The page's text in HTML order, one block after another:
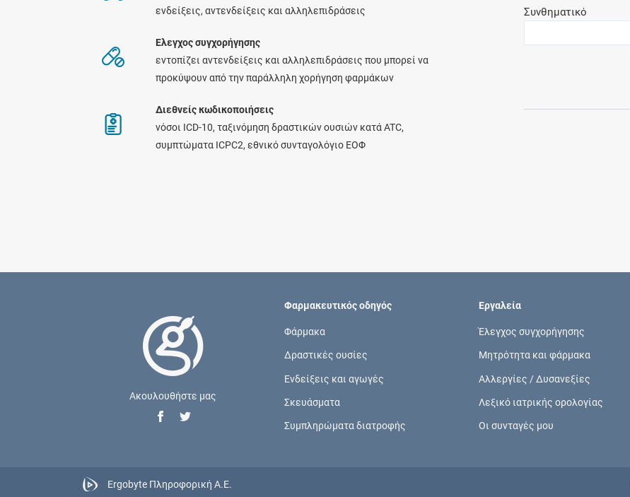
Αποθηκεύστε τις συνταγές σας και
μοιραστείτε τις εύκολα και με ασφάλεια
Ενημερωθείτε για την ασφάλεια χορήγησης
ενός φαρμάκου κατά τη διάρκεια της
επιπλέον παροχές των συνδρομητικών
Ενδείξεις και αγωγές
νόσους, συμπτώματα και ιατρικές πράξεις
ενδείξεις, αντενδείξεις και αλληλεπιδράσεις
Ελεγχος συγχορήγησης
εντοπίζει αντενδείξεις και αλληλεπιδράσεις που μπορεί να
προκύψουν από την παράλληλη χορήγηση φαρμάκων
Διεθνείς κωδικοποιήσεις
νόσοι ICD-10, ταξινόμηση δραστικών ουσιών κατά ATC,
συμπτώματα ICPC2, εθνικό συνταγολόγιο ΕΟΦ
Συνθηματικό
Ακουλουθήστε μας
Φαρμακευτικός οδηγός
Φάρμακα
Δραστικές ουσίες
Ενδείξεις και αγωγές
Σκευάσματα
Συμπληρώματα διατροφής
Εργαλεία
Έλεγχος συγχορήγησης
Μητρότητα και φάρμακα
Αλλεργίες / Δυσανεξίες
Λεξικό ιατρικής ορολογίας
Οι συνταγές μου
Ergobyte Πληροφορική Α.Ε.